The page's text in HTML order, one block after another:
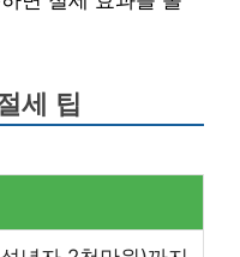
세 팁